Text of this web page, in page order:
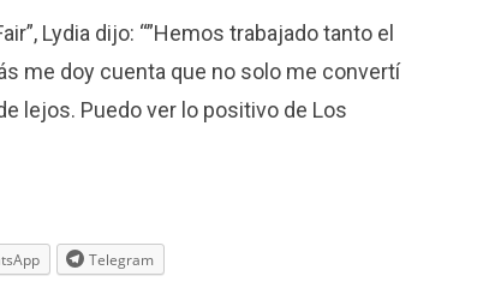
Lydia dijo: “”Hemos trabajado tanto el
me doy cuenta que no solo me convertí
lejos. Puedo ver lo positivo de Los
Telegram